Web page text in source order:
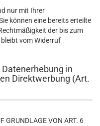
nur mit Ihrer
können eine bereits erteilte
der bis zum
vom Widerruf
in
Direktwerbung (Art.
GRUNDLAGE VON ART. 6